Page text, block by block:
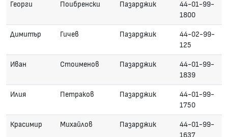
Георги Поибренски Пазарджик
44-01-99-
1800
Димитър Гичев Пазарджик
44-02-99-
125
Иван Стоименов Пазарджик
44-01-99-
1839
Илия Петраков Пазарджик
44-01-99-
1750
Красимир Михайлов Пазарджик
44-01-99-
1637